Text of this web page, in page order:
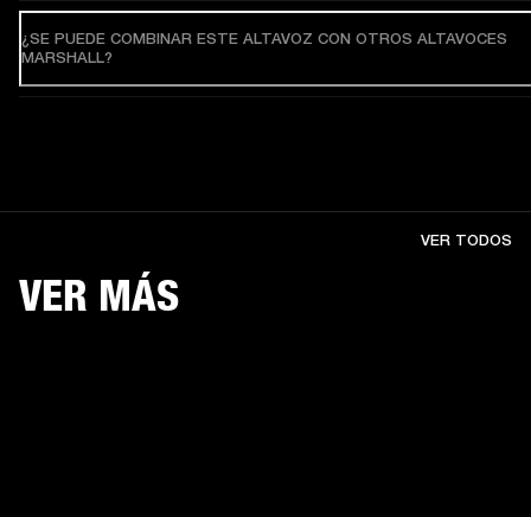
¿SE PUEDE COMBINAR ESTE ALTAVOZ CON OTROS ALTAVOCES
MARSHALL?
VER MÁS
VER TODOS